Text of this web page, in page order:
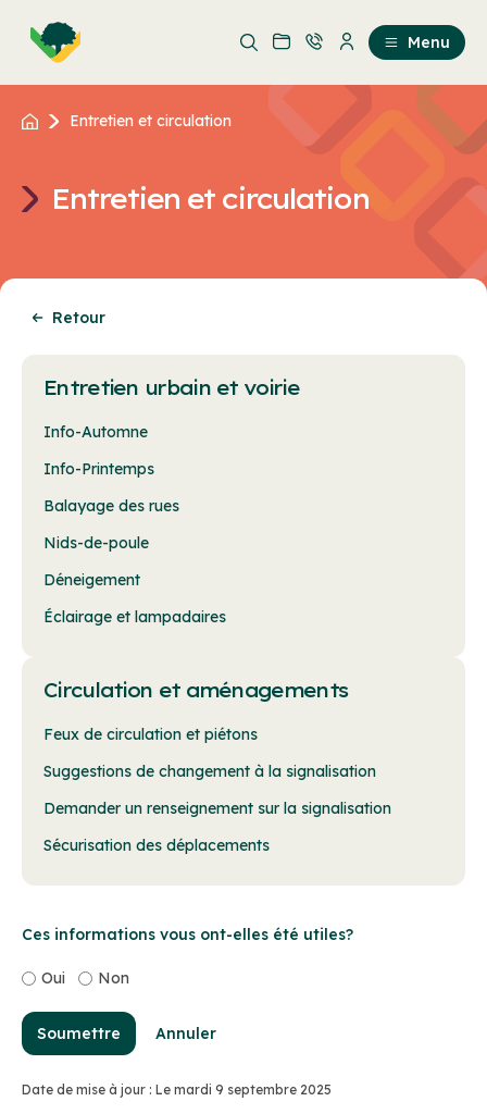
contenu
au
contenu
Menu
Entretien et circulation
Entretien et circulation
Retour
Entretien urbain et voirie
Info-Automne
Info-Printemps
Balayage des rues
Nids-de-poule
Déneigement
Éclairage et lampadaires
Circulation et aménagements
Feux de circulation et piétons
Suggestions de changement à la signalisation
Demander un renseignement sur la signalisation
Sécurisation des déplacements
Ces informations vous ont-elles été utiles?
Oui Non
Soumettre Annuler
Date de mise à jour : Le mardi 9 septembre 2025